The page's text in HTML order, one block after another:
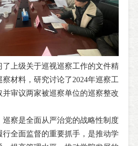
了上级关于巡视巡察工作的文件精
材料，研究讨论了2024年巡察工
并审议两家被巡察单位的巡察整改
巡察是全面从严治党的战略性制度
行全面监督的重要抓手，是推动学